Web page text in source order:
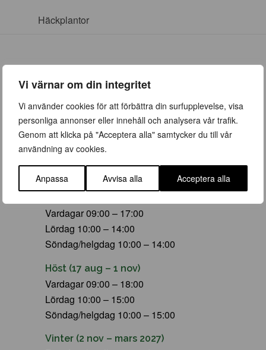
Vi värnar om din integritet
Vi använder cookies för att förbättra din surfupplevelse, visa
personliga annonser eller innehåll och analysera vår trafik.
Genom att klicka på "Acceptera alla" samtycker du till vår
användning av cookies.
Anpassa Avvisa alla Acceptera alla
Häckplantor
ÖPPETTIDER
Vår (23 mars – 28 juni)
Vardagar 09:00 – 19:00
Lördag 10:00 – 16:00
Söndag/helgdag 10:00 – 16:00
Vardagar 09:00 – 17:00
Lördag 10:00 – 14:00
Söndag/helgdag 10:00 – 14:00
Höst (17 aug – 1 nov)
Vardagar 09:00 – 18:00
Lördag 10:00 – 15:00
Söndag/helgdag 10:00 – 15:00
Vinter (2 nov – mars 2027)